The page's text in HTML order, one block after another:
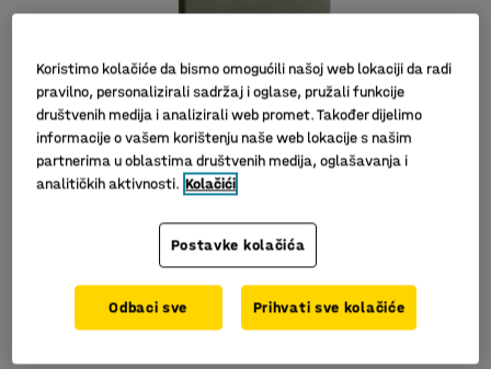
Koristimo kolačiće da bismo omogućili našoj web lokaciji da radi
pravilno, personalizirali sadržaj i oglase, pružali funkcije
društvenih medija i analizirali web promet. Također dijelimo
informacije o vašem korištenju naše web lokacije s našim
partnerima u oblastima društvenih medija, oglašavanja i
analitičkih aktivnosti. Kolačići
Postavke kolačića
Odbaci sve Prihvati sve kolačiće